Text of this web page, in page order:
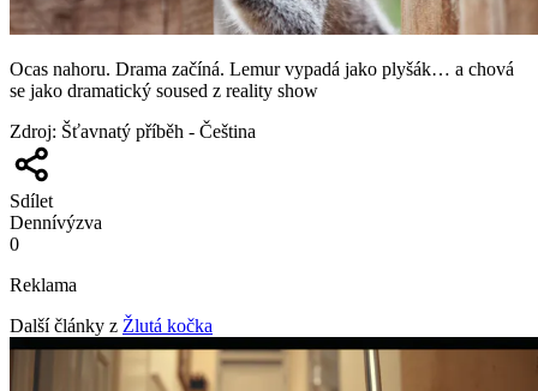
Ocas nahoru. Drama začíná. Lemur vypadá jako plyšák… a chová
se jako dramatický soused z reality show
Zdroj: Šťavnatý příběh - Čeština
Sdílet
Dennívýzva
0
Reklama
Další články z Žlutá kočka